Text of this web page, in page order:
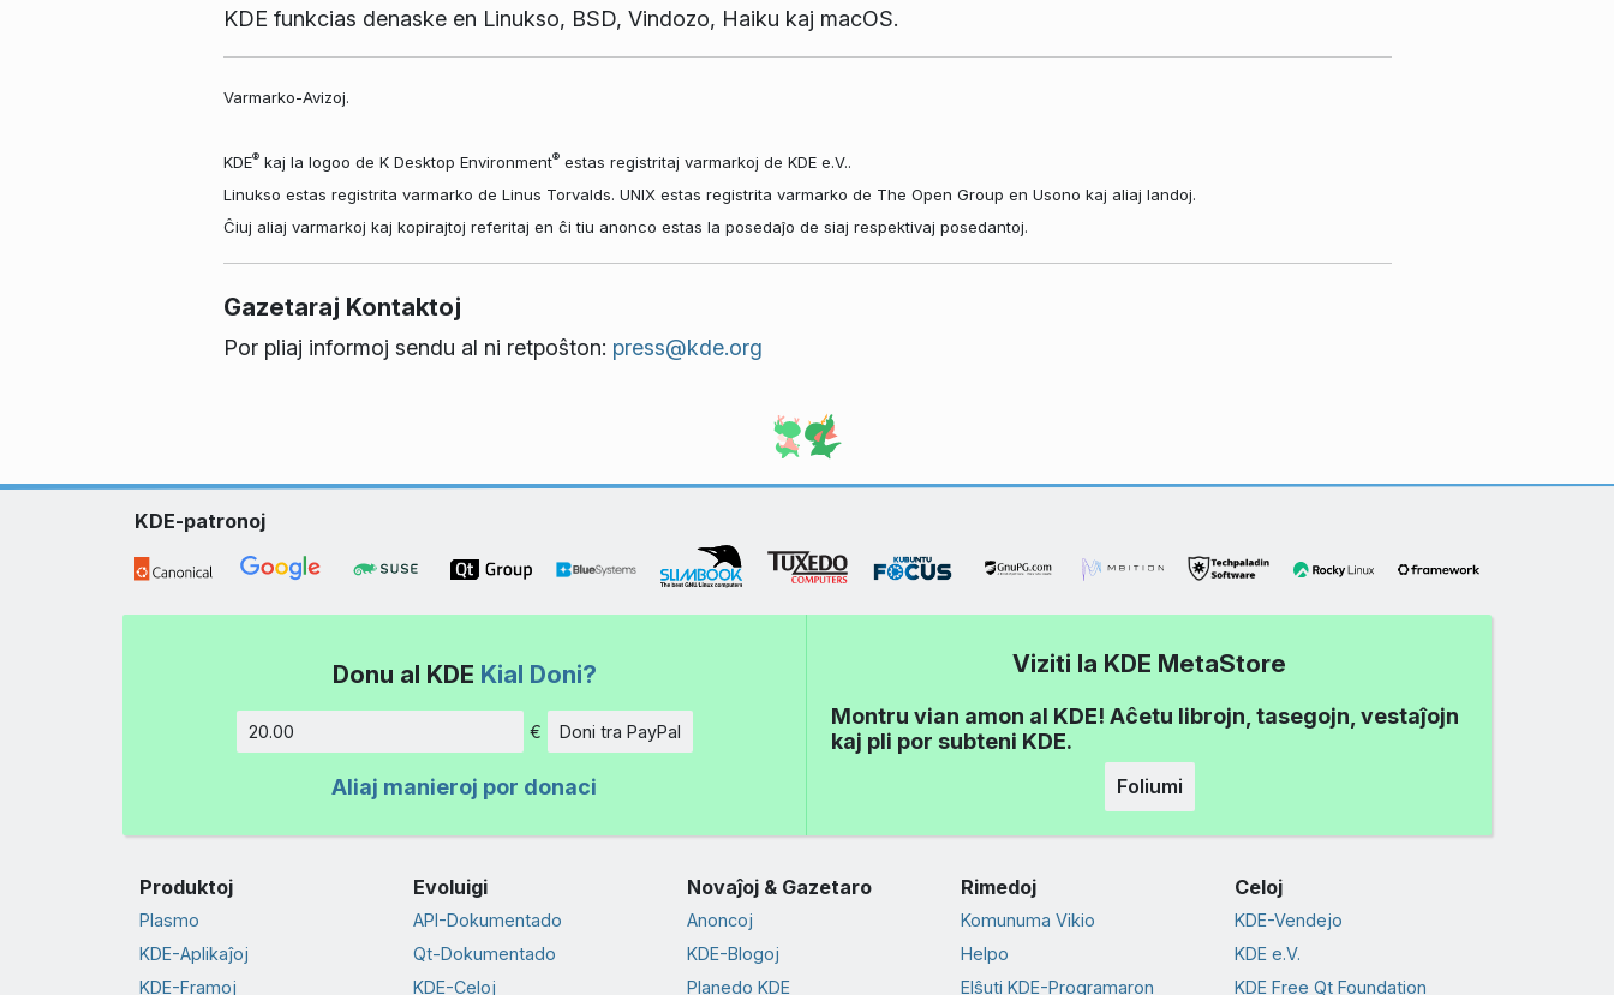
KDE funkcias denaske en Linukso, BSD, Vindozo, Haiku kaj macOS.
Varmarko-Avizoj.
KDE®kaj la logoo de K Desktop Environment®estas registritaj varmarkoj de KDE e.V..
Linukso estas registrita varmarko de Linus Torvalds. UNIX estas registrita varmarko de The Open Group en Usono kaj aliaj landoj.
Ĉiuj aliaj varmarkoj kaj kopirajtoj referitaj en ĉi tiu anonco estas la posedaĵo de siaj respektivaj posedantoj.
Gazetaraj Kontaktoj
Por pliaj informoj sendu al ni retpoŝton: press@kde.org
KDE-patronoj
Donu al KDE Kial Doni?
€ Doni tra PayPal
Aliaj manieroj por donaci
Viziti la KDE MetaStore
Montru vian amon al KDE! Aĉetu librojn, tasegojn, vestaĵojn
kaj pli por subteni KDE.
Foliumi
Produktoj
Plasmo
KDE-Aplikaĵoj
KDE-Framoj
Evoluigi
API-Dokumentado
Qt-Dokumentado
KDE-Celoj
Novaĵoj & Gazetaro
Anoncoj
KDE-Blogoj
Planedo KDE
Rimedoj
Komunuma Vikio
Helpo
Elŝuti KDE-Programaron
Celoj
KDE-Vendejo
KDE e.V.
KDE Free Qt Foundation